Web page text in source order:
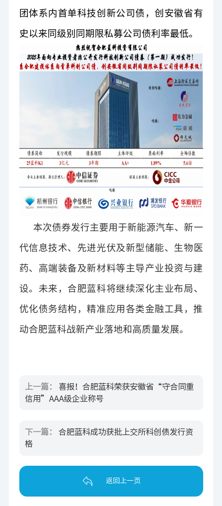
团体系内首单科技创新公司债，创安徽省有
史以来同级别同期限私募公司债利率最低。
本次债券发行主要用于新能源汽车、新一
代信息技术、先进光伏及新型储能、生物医
药、高端装备及新材料等主导产业投资与建
设。未来， 合肥蓝科将继续深化主业布局、
优化债务结构，精准应用各类金融工具，推
动合肥蓝科战新产业落地和高质量发展。
上一篇：
喜报！合肥蓝科荣获安徽省“守合同重
信用”AAA级企业称号
下一篇：
合肥蓝科成功获批上交所科创债发行资
格
返回上一页